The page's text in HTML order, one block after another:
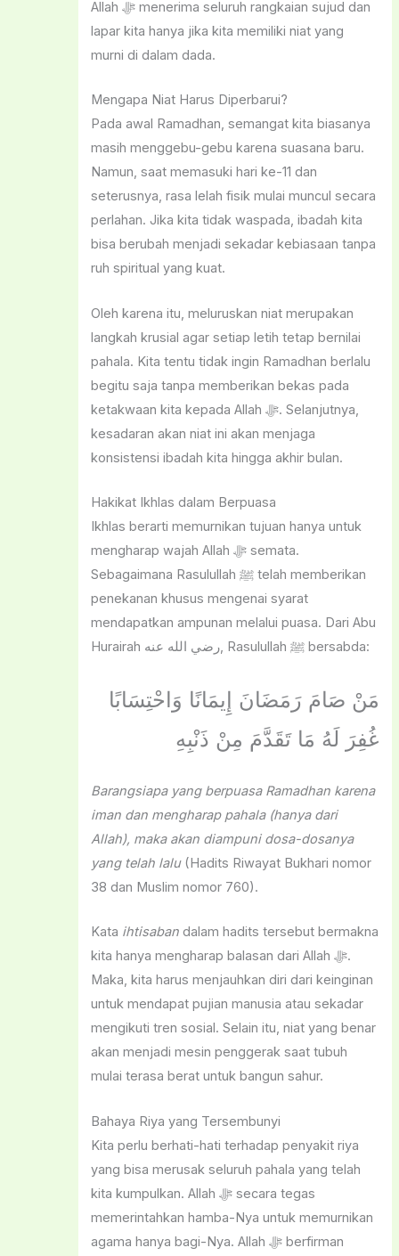
Allah ﷻ menerima seluruh rangkaian sujud dan
lapar kita hanya jika kita memiliki niat yang
murni di dalam dada.
Mengapa Niat Harus Diperbarui?
Pada awal Ramadhan, semangat kita biasanya
masih menggebu-gebu karena suasana baru.
Namun, saat memasuki hari ke-11 dan
seterusnya, rasa lelah fisik mulai muncul secara
perlahan. Jika kita tidak waspada, ibadah kita
bisa berubah menjadi sekadar kebiasaan tanpa
ruh spiritual yang kuat.
Oleh karena itu, meluruskan niat merupakan
langkah krusial agar setiap letih tetap bernilai
pahala. Kita tentu tidak ingin Ramadhan berlalu
begitu saja tanpa memberikan bekas pada
ketakwaan kita kepada Allah ﷻ. Selanjutnya,
kesadaran akan niat ini akan menjaga
konsistensi ibadah kita hingga akhir bulan.
Hakikat Ikhlas dalam Berpuasa
Ikhlas berarti memurnikan tujuan hanya untuk
mengharap wajah Allah ﷻ semata.
Sebagaimana Rasulullah ﷺ telah memberikan
penekanan khusus mengenai syarat
mendapatkan ampunan melalui puasa. Dari Abu
Hurairah رضي الله عنه, Rasulullah ﷺ bersabda:
مَنْ صَامَ رَمَضَانَ إِيمَانًا وَاحْتِسَابًا
غُفِرَ لَهُ مَا تَقَدَّمَ مِنْ ذَنْبِهِ
Barangsiapa yang berpuasa Ramadhan karena
iman dan mengharap pahala (hanya dari
Allah), maka akan diampuni dosa-dosanya
yang telah lalu(Hadits Riwayat Bukhari nomor
38 dan Muslim nomor 760).
Kata ihtisaban dalam hadits tersebut bermakna
kita hanya mengharap balasan dari Allah ﷻ.
Maka, kita harus menjauhkan diri dari keinginan
untuk mendapat pujian manusia atau sekadar
mengikuti tren sosial. Selain itu, niat yang benar
akan menjadi mesin penggerak saat tubuh
mulai terasa berat untuk bangun sahur.
Bahaya Riya yang Tersembunyi
Kita perlu berhati-hati terhadap penyakit riya
yang bisa merusak seluruh pahala yang telah
kita kumpulkan. Allah ﷻ secara tegas
memerintahkan hamba-Nya untuk memurnikan
agama hanya bagi-Nya. Allah ﷻ berfirman